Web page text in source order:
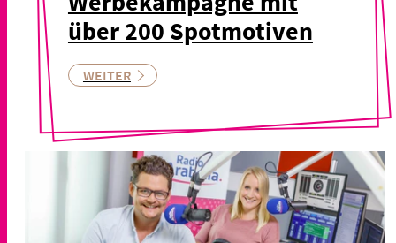
über 200 Spotmotiven
WEITER